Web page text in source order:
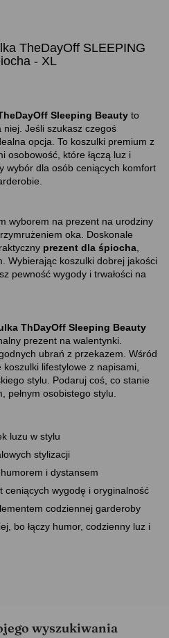
TheDayOff SLEEPING
- XL
Sleeping Beauty to
niej. Jeśli szukasz czegoś
opcja. To koszulki premium z
osobowość, które łączą luz i
wybór dla osób ceniących komfort
wyborem na prezent na urodziny
oka. Doskonale
prezent dla śpiocha
Wybierając koszulki dobrej jakości
pewność wygody i trwałości na
ThDayOff Sleeping Beauty
prezent na walentynki.
ubrań z przekazem. Wśród
lifestylowe z napisami,
stylu. Podaruj coś, co stanie
pełnym osobistego stylu.
luzu w stylu
stylizacji
i dystansem
ceniących wygodę i oryginalność
codziennej garderoby
bo łączy humor, codzienny luz i
wyszukiwania